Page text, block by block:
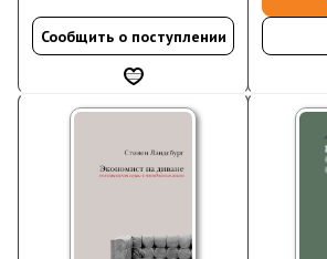
Сообщить о поступлении